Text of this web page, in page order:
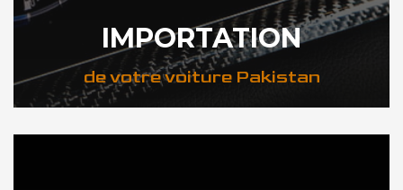
IMPORTATION
de votre voiture Pakistan